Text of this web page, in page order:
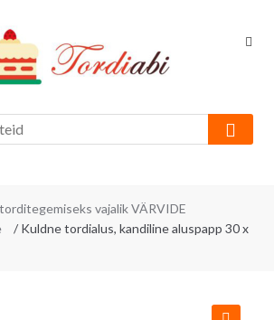
vajalik VÄRVIDE
/ Kuldne tordialus, kandiline aluspapp 30 x